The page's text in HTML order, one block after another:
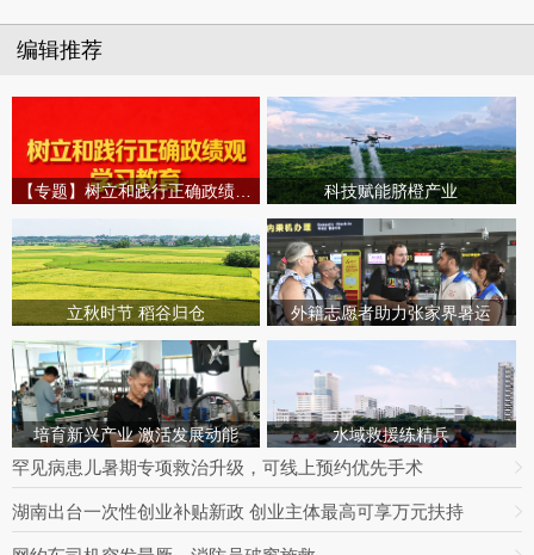
编辑推荐
【专题】树立和践行正确政绩观学习教育 科技赋能脐橙产业
立秋时节 稻谷归仓 外籍志愿者助力张家界暑运
培育新兴产业 激活发展动能 水域救援练精兵
罕见病患儿暑期专项救治升级，可线上预约优先手术
湖南出台一次性创业补贴新政 创业主体最高可享万元扶持